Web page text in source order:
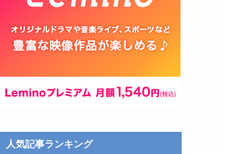
人気記事ランキング